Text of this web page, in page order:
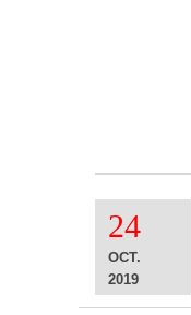
24
OCT.
2019